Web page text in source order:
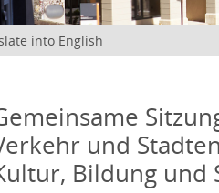
into English
und
Bildung und